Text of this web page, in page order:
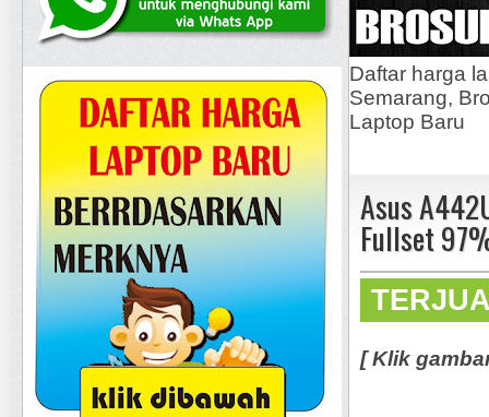
Daftar harga
Semarang,
Laptop Baru
Asus
Fullset
[ Klik